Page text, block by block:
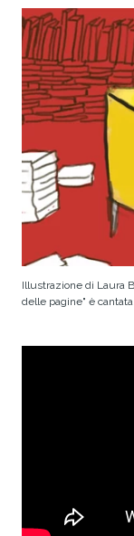
Illustrazione di Laura
delle pagine" è